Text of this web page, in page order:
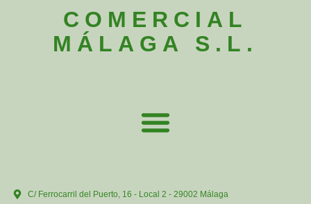
COMERCIAL
MÁLAGA S.L.
C/ Ferrocarril del Puerto, 16 - Local 2 - 29002 Málaga